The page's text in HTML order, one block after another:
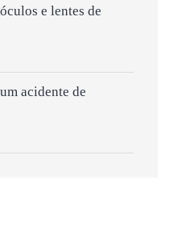
e lentes de
acidente de